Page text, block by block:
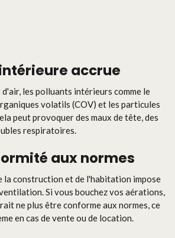
accrue
les polluants intérieurs comme le
volatils (COV) et les particules
peut provoquer des maux de tête, des
respiratoires.
aux normes
la construction et de l'habitation impose
Si vous bouchez vos aérations,
ne plus être conforme aux normes, ce
en cas de vente ou de location.